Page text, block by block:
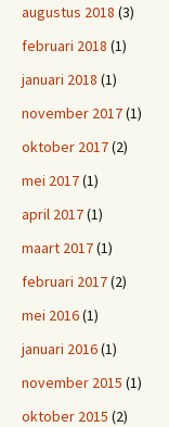
augustus 2018 (3)
februari 2018 (1)
januari 2018 (1)
november 2017(1)
oktober 2017(2)
mei 2017(1)
april 2017(1)
maart 2017(1)
februari 2017(2)
mei 2016(1)
januari 2016(1)
november 2015 (1)
oktober 2015 (2)